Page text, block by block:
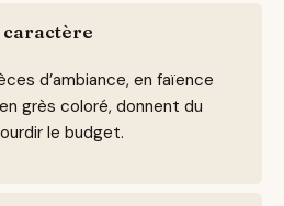
d’ambiance, en faïence
grès coloré, donnent du
le budget.